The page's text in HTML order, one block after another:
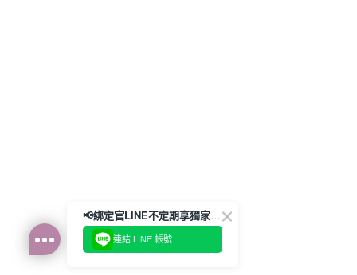
📢綁定官LINE不定期享獨家優惠券
連結 LINE 帳號